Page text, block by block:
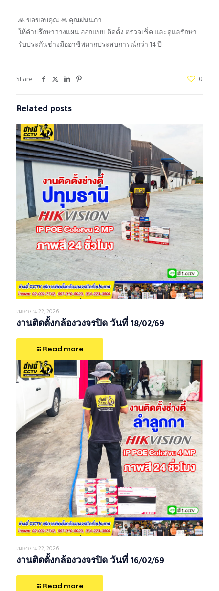
🙏 ขอขอบคุณ 🙏 คุณฝนนภา
ให้คำปรึกษาวางแผน ออกแบบ ติดตั้ง ตรวจเช็ค และดูแลรักษา
รับประกันช่างมืออาชีพมากประสบการณ์กว่า 14 ปี
Share 0
Related posts
เมษายน 22, 2026
งานติดตั้งกล้องวงจรปิด วันที่ 18/02/69
Read more
เมษายน 22, 2026
งานติดตั้งกล้องวงจรปิด วันที่ 16/02/69
Read more